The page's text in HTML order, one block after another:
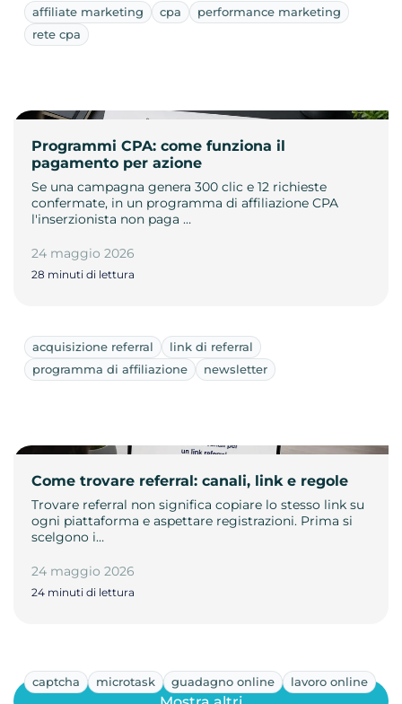
affiliate marketing cpa
performance marketing
rete cpa
Programmi CPA: come funziona il
pagamento per azione
Se una campagna genera 300 clic e 12 richieste
confermate, in un programma di affiliazione CPA
l'inserzionista non paga …
24 maggio 2026
28 minuti di lettura
acquisizione referral
link di referral
programma di affiliazione
newsletter
Come trovare referral: canali, link e regole
Trovare referral non significa copiare lo stesso link su
ogni piattaforma e aspettare registrazioni. Prima si
scelgono i…
24 maggio 2026
24 minuti di lettura
captcha microtask guadagno online lavoro online